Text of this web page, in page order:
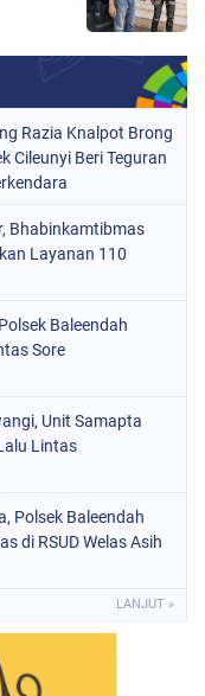
Razia Knalpot Brong
Cileunyi Beri Teguran
Bhabinkamtibmas
Layanan 110
Baleendah
Sore
Unit Samapta
Lintas
Polsek Baleendah
di RSUD Welas Asih
LANJUT »